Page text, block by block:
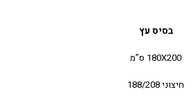
בסיס עץ
180X200 ס”מ
חיצוני 188/208